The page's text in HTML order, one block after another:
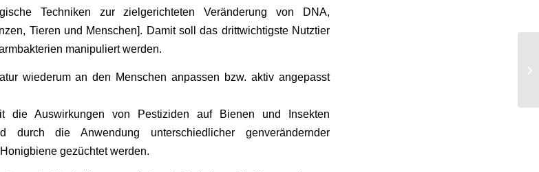
Techniken zur zielgerichteten Veränderung von DNA,
Tieren und Menschen]. Damit soll das drittwichtigste Nutztier
manipuliert werden.
wiederum an den Menschen anpassen bzw. aktiv angepasst
die Auswirkungen von Pestiziden auf Bienen und Insekten
durch die Anwendung unterschiedlicher genverändernder
gezüchtet werden.